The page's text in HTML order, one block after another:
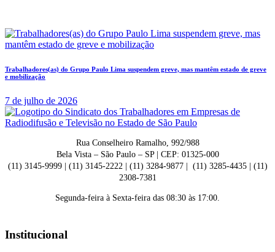
Trabalhadores(as) do Grupo Paulo Lima suspendem greve, mas mantêm estado de greve
e mobilização
7 de julho de 2026
Rua Conselheiro Ramalho, 992/988
Bela Vista – São Paulo – SP | CEP: 01325-000
(11) 3145-9999 | (11) 3145-2222 | (11) 3284-9877 | (11) 3285-4435 | (11)
2308-7381
Segunda-feira à Sexta-feira das 08:30 às 17:00.
Institucional